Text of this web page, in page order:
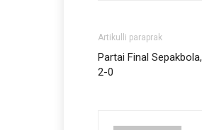
Artikulli paraprak
Partai Final
2-0